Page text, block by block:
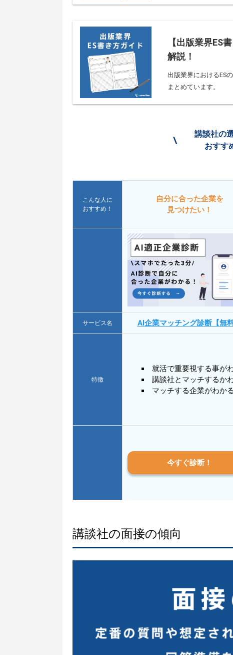
【出版業界ES
解説！
出版業界におけるES
まとめています。
\
講談社の
おすす
こんな人に
おすすめ！
自分に合った企業を
見つけたい！
サービス名 AI企業マッチング診断【無料
特徴
就活で重要視する事が
講談社とマッチするか
マッチする企業がわかる
今すぐ診断！
講談社の面接の傾向